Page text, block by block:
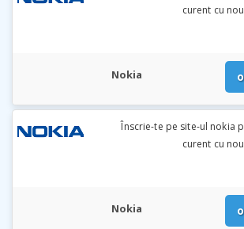
curent cu
Nokia
Înscrie-te pe site-ul nokia
curent cu
Nokia